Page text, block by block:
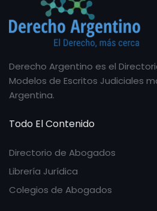
Derecho Argentino es el
Modelos de Escritos Judiciales
Argentina.
Todo El Contenido
Directorio de Abogados
Librería Jurídica
Colegios de Abogados